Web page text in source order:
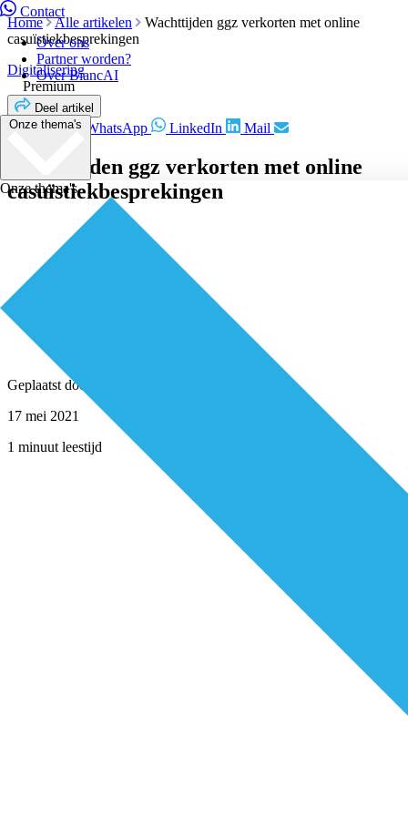
Contact
Over ons
Partner worden?
Over BiancAI
Onze thema's
Onze thema's
Home Alle artikelen
Wachttijden ggz verkorten met online
casuïstiekbesprekingen
Digitalisering
Premium
Deel artikel
Facebook WhatsApp LinkedIn Mail
Wachttijden ggz verkorten met online
casuïstiekbesprekingen
Geplaatst door
17 mei 2021
1 minuut leestijd